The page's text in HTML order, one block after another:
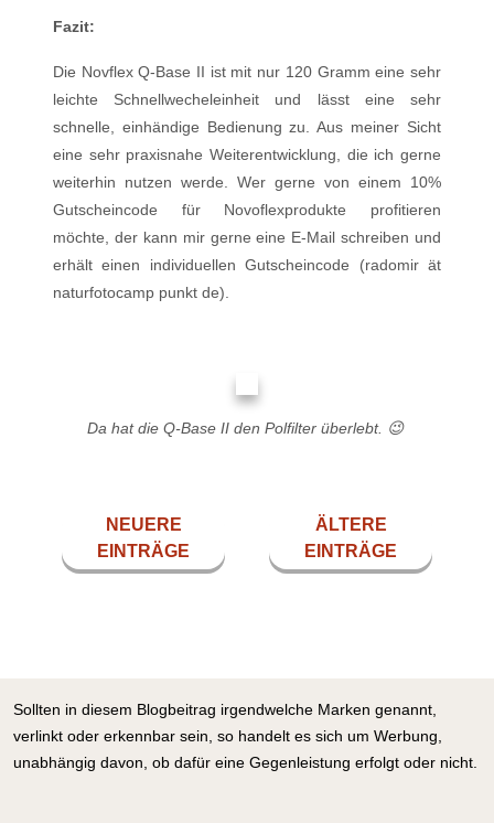
Fazit:
Die Novflex Q-Base II ist mit nur 120 Gramm eine sehr
leichte Schnellwecheleinheit und lässt eine sehr
schnelle, einhändige Bedienung zu. Aus meiner Sicht
eine sehr praxisnahe Weiterentwicklung, die ich gerne
weiterhin nutzen werde. Wer gerne von einem 10%
Gutscheincode für Novoflexprodukte profitieren
möchte, der kann mir gerne eine E-Mail schreiben und
erhält einen individuellen Gutscheincode (radomir ät
naturfotocamp punkt de).
Da hat die Q-Base II den Polfilter überlebt. 😉
NEUERE
EINTRÄGE
ÄLTERE
EINTRÄGE
Sollten in diesem Blogbeitrag irgendwelche Marken genannt,
verlinkt oder erkennbar sein, so handelt es sich um Werbung,
unabhängig davon, ob dafür eine Gegenleistung erfolgt oder nicht.